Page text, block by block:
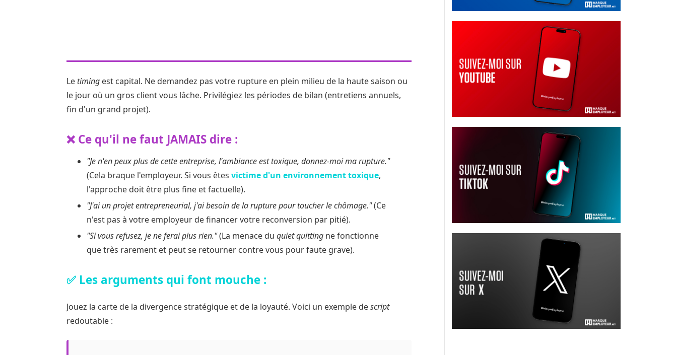
Le timing est capital. Ne demandez pas votre rupture en plein milieu de la haute saison ou
le jour où un gros client vous lâche. Privilégiez les périodes de bilan (entretiens annuels,
fin d'un grand projet).
❌ Ce qu'il ne faut JAMAIS dire :
"Je n'en peux plus de cette entreprise, l'ambiance est toxique, donnez-moi ma rupture."
(Cela braque l'employeur. Si vous êtes victime d'un environnement toxique,
l'approche doit être plus fine et factuelle).
"J'ai un projet entrepreneurial, j'ai besoin de la rupture pour toucher le chômage."(Ce
n'est pas à votre employeur de financer votre reconversion par pitié).
"Si vous refusez, je ne ferai plus rien."(La menace du quiet quitting ne fonctionne
que très rarement et peut se retourner contre vous pour faute grave).
✅ Les arguments qui font mouche :
Jouez la carte de la divergence stratégique et de la loyauté. Voici un exemple descript
redoutable :